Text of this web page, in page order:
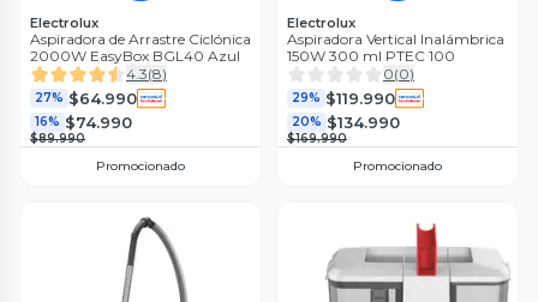
Electrolux
Aspiradora de Arrastre Ciclónica
2000W EasyBox BGL40 Azul
4.3(8)
27% $64.990
16% $74.990
$89.990
Promocionado
Electrolux
Aspiradora Vertical Inalámbrica
150W 300 ml PTEC 100
0(0)
29% $119.990
20% $134.990
$169.990
Promocionado